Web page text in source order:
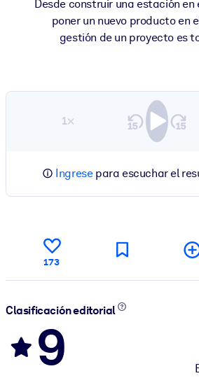
Desde construir una estación
poner un nuevo producto en
gestión de un proyecto es
1×
Ingresepara escuchar el
173
Clasificación editorial
9